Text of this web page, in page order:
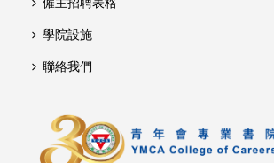
學院設施
聯絡我們